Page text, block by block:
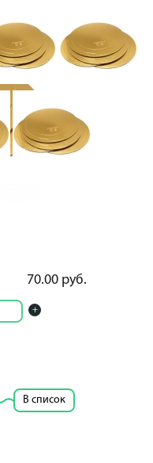
70.00 руб.
+
В список